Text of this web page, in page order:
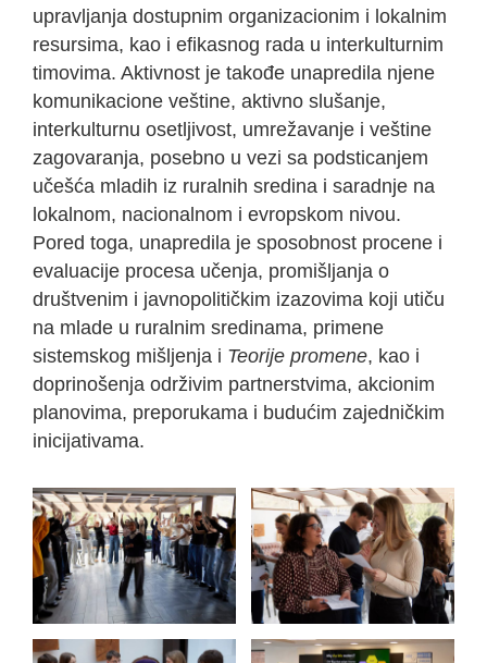
upravljanja dostupnim organizacionim i lokalnim
resursima, kao i efikasnog rada u interkulturnim
timovima. Aktivnost je takođe unapredila njene
komunikacione veštine, aktivno slušanje,
interkulturnu osetljivost, umrežavanje i veštine
zagovaranja, posebno u vezi sa podsticanjem
učešća mladih iz ruralnih sredina i saradnje na
lokalnom, nacionalnom i evropskom nivou.
Pored toga, unapredila je sposobnost procene i
evaluacije procesa učenja, promišljanja o
društvenim i javnopolitičkim izazovima koji utiču
na mlade u ruralnim sredinama, primene
sistemskog mišljenja i Teorije promene, kao i
doprinošenja održivim partnerstvima, akcionim
planovima, preporukama i budućim zajedničkim
inicijativama.